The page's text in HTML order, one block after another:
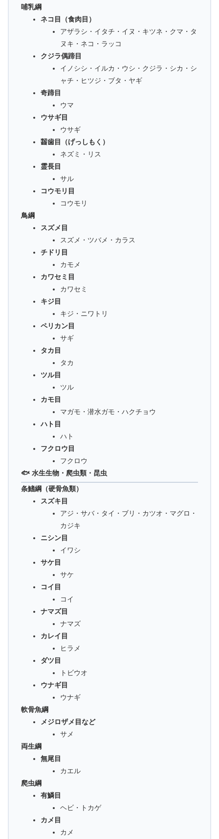
哺乳綱
ネコ目（食肉目）
アザラシ・イタチ・イヌ・キツネ・クマ・タ
ヌキ・ネコ・ラッコ
クジラ偶蹄目
イノシシ・イルカ・ウシ・クジラ・シカ・シ
ャチ・ヒツジ・ブタ・ヤギ
奇蹄目
ウマ
ウサギ目
ウサギ
齧歯目（げっしもく）
ネズミ・リス
霊長目
サル
コウモリ目
コウモリ
鳥綱
スズメ目
スズメ・ツバメ・カラス
チドリ目
カモメ
カワセミ目
カワセミ
キジ目
キジ・ニワトリ
ペリカン目
サギ
タカ目
タカ
ツル目
ツル
カモ目
マガモ・潜水ガモ・ハクチョウ
ハト目
ハト
フクロウ目
フクロウ
🐟 水生生物・爬虫類・昆虫
条鰭綱（硬骨魚類）
スズキ目
アジ・サバ・タイ・ブリ・カツオ・マグロ・
カジキ
ニシン目
イワシ
サケ目
サケ
コイ目
コイ
ナマズ目
ナマズ
カレイ目
ヒラメ
ダツ目
トビウオ
ウナギ目
ウナギ
軟骨魚綱
メジロザメ目など
サメ
両生綱
無尾目
カエル
爬虫綱
有鱗目
ヘビ・トカゲ
カメ目
カメ